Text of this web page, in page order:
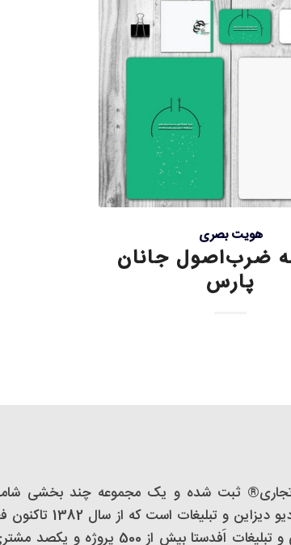
هویت بصری
ضرب‌اصول جانان
پارس
ثبت شده و یک مجموعه‌ چند بخشی
مجازی، استودیو دیزاین و
بخش طراحی و تبلیغات اَفدستا بیش از 500